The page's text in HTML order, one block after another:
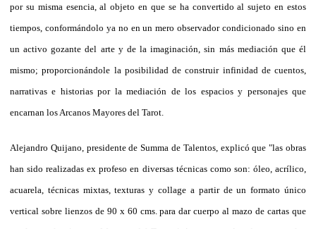
por su misma esencia, al objeto en que se ha convertido al sujeto en estos
tiempos, conformándolo ya no en un mero observador condicionado sino en
un activo gozante del arte y de la imaginación, sin más mediación que él
mismo; proporcionándole la posibilidad de construir infinidad de cuentos,
narrativas e historias por la mediación de los espacios y personajes que
encarnan los Arcanos Mayores del Tarot.
Alejandro Quijano, presidente de Summa de Talentos, explicó que "las obras
han sido realizadas ex profeso en diversas técnicas como son: óleo, acrílico,
acuarela, técnicas mixtas, texturas y collage a partir de un formato único
vertical sobre lienzos de 90 x 60 cms. para dar cuerpo al mazo de cartas que